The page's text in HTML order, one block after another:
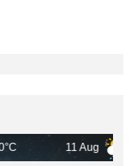
11 Aug 32°C